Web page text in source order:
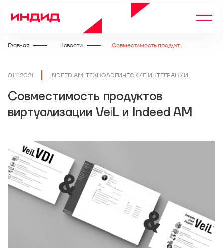
Главная Новости Совместимость продуктов виртуализации VeiL и Indeed AM
01.11.2021 INDEED AM, ТЕХНОЛОГИЧЕСКИЕ ИНТЕГРАЦИИ
Совместимость продуктов
виртуализации VeiL и Indeed AM